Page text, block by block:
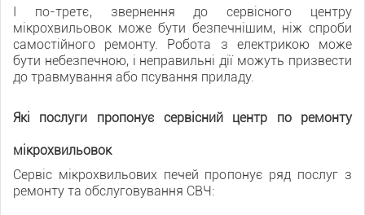
І по-третє, звернення до сервісного центру
мікрохвильовок може бути безпечнішим, ніж спроби
самостійного ремонту. Робота з електрикою може
бути небезпечною, і неправильні дії можуть призвести
до травмування або псування приладу.
Які послуги пропонує сервісний центр по ремонту
мікрохвильовок
Сервіс мікрохвильових печей пропонує ряд послуг з
ремонту та обслуговування СВЧ: